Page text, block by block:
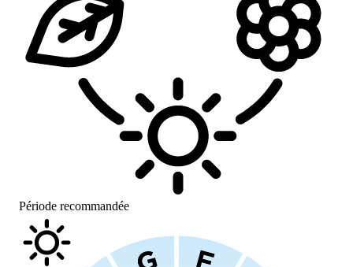
Période recommandée